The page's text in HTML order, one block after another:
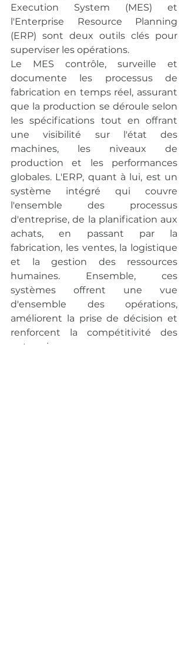
Execution System (MES) et
l'Enterprise Resource Planning
(ERP) sont deux outils clés pour
superviser les opérations.
Le MES contrôle, surveille et
documente les processus de
fabrication en temps réel, assurant
que la production se déroule selon
les spécifications tout en offrant
une visibilité sur l'état des
machines, les niveaux de
production et les performances
globales. L'ERP, quant à lui, est un
système intégré qui couvre
l'ensemble des processus
d'entreprise, de la planification aux
achats, en passant par la
fabrication, les ventes, la logistique
et la gestion des ressources
humaines. Ensemble, ces
systèmes offrent une vue
d'ensemble des opérations,
améliorent la prise de décision et
renforcent la compétitivité des
entreprises.